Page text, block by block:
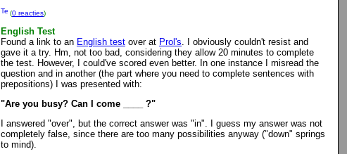
(0 reacties)
English Test
Found a link to an English test over at Prol's. I obviously couldn't resist and
gave it a try. Hm, not too bad, considering they allow 20 minutes to complete
the test. However, I could've scored even better. In one instance I misread the
question and in another (the part where you need to complete sentences with
prepositions) I was presented with:
"Are you busy? Can I come ____ ?"
I answered "over", but the correct answer was "in". I guess my answer was not
completely false, since there are too many possibilities anyway ("down" springs
to mind).